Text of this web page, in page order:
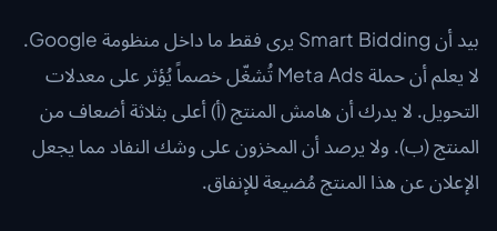
بيد أن Smart Bidding يرى فقط ما داخل منظومة Google.
لا يعلم أن حملة Meta Ads تُشغّل خصماً يُؤثر على معدلات
التحويل. لا يدرك أن هامش المنتج (أ) أعلى بثلاثة أضعاف من
المنتج (ب). ولا يرصد أن المخزون على وشك النفاد مما يجعل
الإعلان عن هذا المنتج مُضيعة للإنفاق.